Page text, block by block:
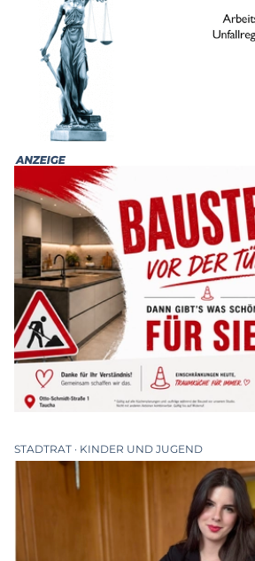
STADTRAT KINDER UND JUGEND